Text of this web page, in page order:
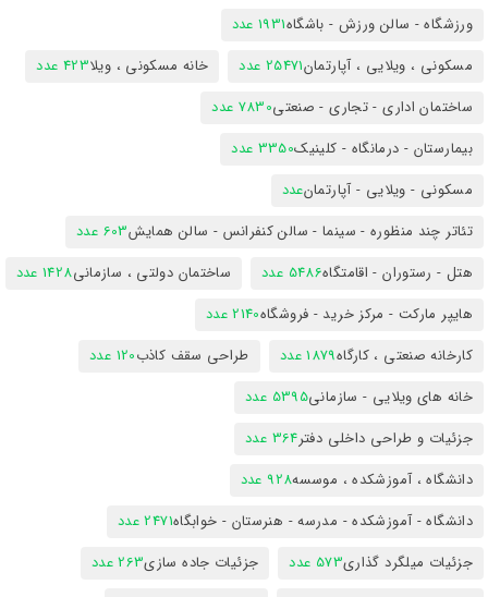
ورزشگاه - سالن ورزش - باشگاه1931 عدد
مسکونی ، ویلایی ، آپارتمان25471 عدد خانه مسکونی ، ویلا423 عدد
ساختمان اداری - تجاری - صنعتی7830 عدد
بیمارستان - درمانگاه - کلینیک3350 عدد
مسکونی - ویلایی - آپارتمانعدد
تئاتر چند منظوره - سینما - سالن کنفرانس - سالن همایش603 عدد
هتل - رستوران - اقامتگاه5486 عدد ساختمان دولتی ، سازمانی1428 عدد
هایپر مارکت - مرکز خرید - فروشگاه2140 عدد
کارخانه صنعتی ، کارگاه1879 عدد طراحی سقف کاذب120 عدد
خانه های ویلایی - سازمانی5395 عدد
جزئیات و طراحی داخلی دفتر364 عدد
دانشگاه ، آموزشکده ، موسسه928 عدد
دانشگاه - آموزشکده - مدرسه - هنرستان - خوابگاه2471 عدد
جزئیات میلگرد گذاری573 عدد جزئیات جاده سازی263 عدد